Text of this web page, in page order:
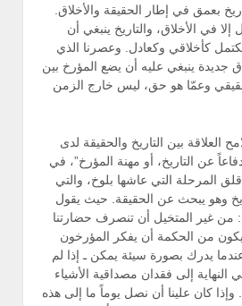
بعمق في إطار الحقيقة والأخلاق.
إلا في الأخلاق، والتاريخ ينبغي أن
كأخلاقي وكعادل. وعصرنا الذي
جديدة ينبغي عليه أن يضع المؤرخ بين
حقيقي وعمّا هو حق، ليس خارج الزمن
العلاقة بين التاريخ والحقيقة لدى
عن التاريخ، أو مهنة المؤرخ”، في
المرحلة التي عاشها بلوخ، والتي
وهو يبحث عن الحقيقة. حيث يقول
من غير المتخيل أن تنصرف حضارتنا
من الحكمة أن يفكر المؤرخون
عندما يدرك بصورة سيئة يمكن ـ إذا لم
النهاية إلى فقدان مصداقية الأشياء
وإذا كان علينا أن نصل يوماً ما إلى هذه